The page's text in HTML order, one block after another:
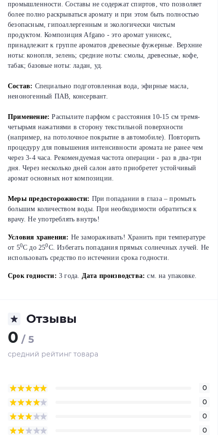
промышленности. Составы не содержат спиртов, что позволяет
более полно раскрываться аромату и при этом быть полностью
безопасным, гипоаллергенным и экологически чистым
продуктом.Композиция Afgano - это аромат унисекс,
принадлежит к группе ароматов древесные фужерные. Верхние
ноты: конопля, зелень; средние ноты: смолы, древесные, кофе,
табак; базовые ноты: ладан, уд.
Состав: Специально подготовленная вода, эфирные масла,
неионогенный ПАВ, консервант.
Применение:Распылите парфюм с расстояния 10-15 см тремя-
четырьмя нажатиями в сторону текстильной поверхности
(например, на потолочное покрытие в автомобиле). Повторить
процедуру для повышения интенсивности аромата не ранее чем
через 3-4 часа. Рекомендуемая частота операции - раз в два-три
дня. Через несколько дней салон авто приобретет устойчивый
аромат основных нот композиции.
Меры предосторожности: При попадании в глаза – промыть
большим количеством воды. При необходимости обратиться к
врачу. Не употреблять внутрь!
Условия хранения: Не замораживать! Хранить при температуре
от 50С до 250С. Избегать попадания прямых солнечных лучей. Не
использовать средство по истечении срока годности.
Срок годности: 3 года. Дата производства: см. на упаковке.
Отзывы
0 / 5
средний рейтинг товара
0
0
0
0